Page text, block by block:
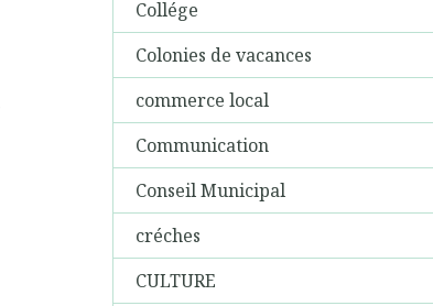
Collége
Colonies de vacances
commerce local
Communication
Conseil Municipal
créches
CULTURE